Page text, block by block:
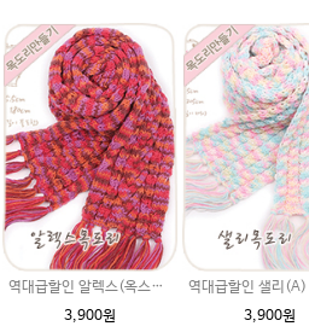
역대급할인 알렉스(옥스퍼드) 크리스마스선물 손뜨개질목도리뜨기
3,900원
3,900원